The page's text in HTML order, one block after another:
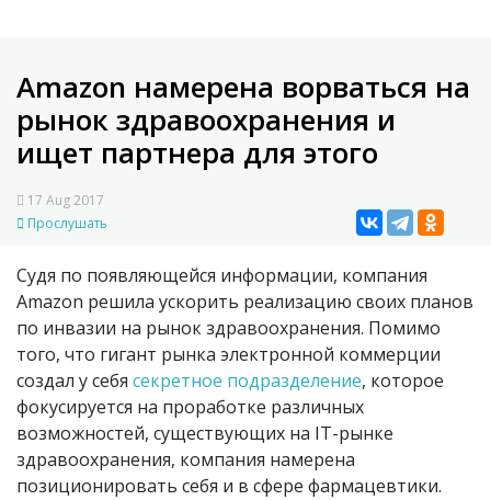
Amazon намерена ворваться на
рынок здравоохранения и
ищет партнера для этого
17 Aug 2017
Прослушать
Судя по появляющейся информации, компания
Amazon решила ускорить реализацию своих планов
по инвазии на рынок здравоохранения. Помимо
того, что гигант рынка электронной коммерции
создал у себя секретное подразделение, которое
фокусируется на проработке различных
возможностей, существующих на IT-рынке
здравоохранения, компания намерена
позиционировать себя и в сфере фармацевтики.